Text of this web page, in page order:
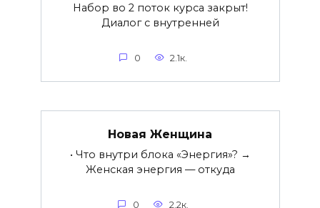
Набор во 2 поток курса закрыт!
Диалог с внутренней
0 2.1к.
Новая Женщина
• Что внутри блока «Энергия»? →
Женская энергия — откуда
0 2.2к.